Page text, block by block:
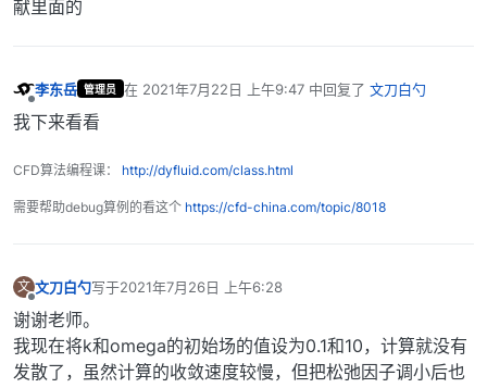
献里面的
李东岳 管理员 在 2021年7月22日 上午9:47中回复了 文刀白勺
最后由 编辑
我下来看看
CFD算法编程课： http://dyfluid.com/class.html
需要帮助debug算例的看这个 https://cfd-china.com/topic/8018
文
离线
文刀白勺写于2021年7月26日 上午6:28
最后由 编辑
谢谢老师。
我现在将k和omega的初始场的值设为0.1和10，计算就没有
发散了，虽然计算的收敛速度较慢，但把松弛因子调小后也